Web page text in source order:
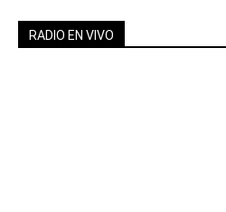
RADIO EN VIVO